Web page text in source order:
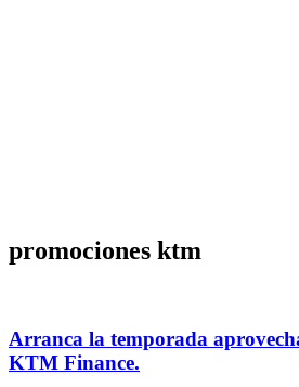
promociones ktm
Arranca la temporada
KTM Finance.